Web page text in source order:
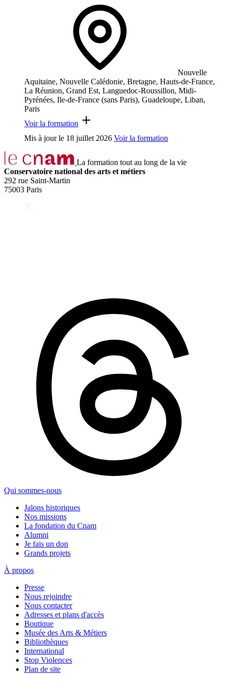
Nouvelle
Aquitaine, Nouvelle Calédonie, Bretagne, Hauts-de-France,
La Réunion, Grand Est, Languedoc-Roussillon, Midi-
Pyrénées, Ile-de-France (sans Paris), Guadeloupe, Liban,
Paris
Voir la formation
Mis à jour le 18 juillet 2026 Voir la formation
La formation tout au long de la vie
Conservatoire national des arts et métiers
292 rue Saint-Martin
75003 Paris
Qui sommes-nous
Jalons historiques
Nos missions
La fondation du Cnam
Alumni
Je fais un don
Grands projets
À propos
Presse
Nous rejoindre
Nous contacter
Adresses et plans d'accès
Boutique
Musée des Arts & Métiers
Bibliothèques
International
Stop Violences
Plan de site